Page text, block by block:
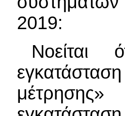
2019:
Νοείται